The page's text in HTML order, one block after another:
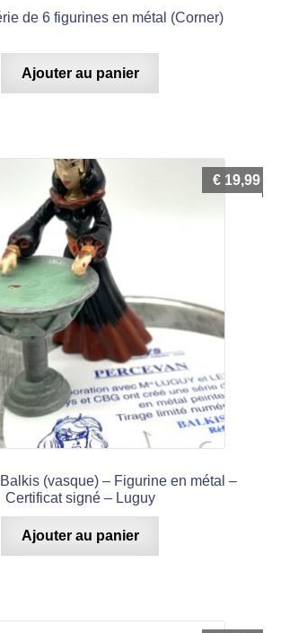
de 6 figurines en métal (Corner)
Ajouter au panier
(vasque) – Figurine en métal –
Certificat signé – Luguy
€ 19,99
Ajouter au panier